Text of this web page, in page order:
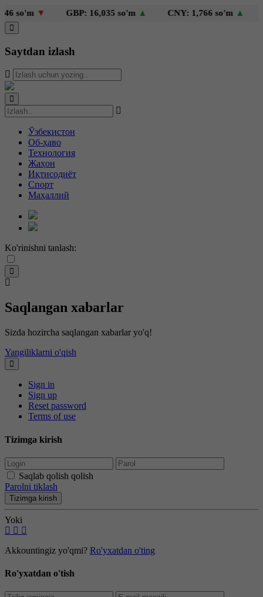
so'm▼ GBP: 16,035 so'm▲ CNY: 1,766 so'm▲
Saytdan izlash
Ўзбекистон
Об-ҳаво
Технология
Жаҳон
Иқтисодиёт
Спорт
Маҳаллий
Ko'rinishni tanlash:
Saqlangan xabarlar
Sizda hozircha saqlangan xabarlar yo'q!
Yangiliklarni o'qish
Sign in
Sign up
Reset password
Terms of use
Tizimga kirish
Saqlab qolish qolish
Parolni tiklash
Tizimga kirish
Yoki
Akkountingiz yo'qmi? Ro'yxatdan o'ting
Ro'yxatdan o'tish